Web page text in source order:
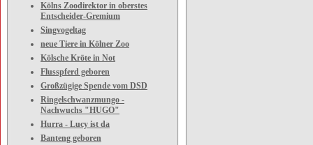
Kölns Zoodirektor in oberstes
Entscheider-Gremium
Singvogeltag
neue Tiere in Kölner Zoo
Kölsche Kröte in Not
Flusspferd geboren
Großzügige Spende vom DSD
Ringelschwanzmungo -
Nachwuchs "HUGO"
Hurra - Lucy ist da
Banteng geboren